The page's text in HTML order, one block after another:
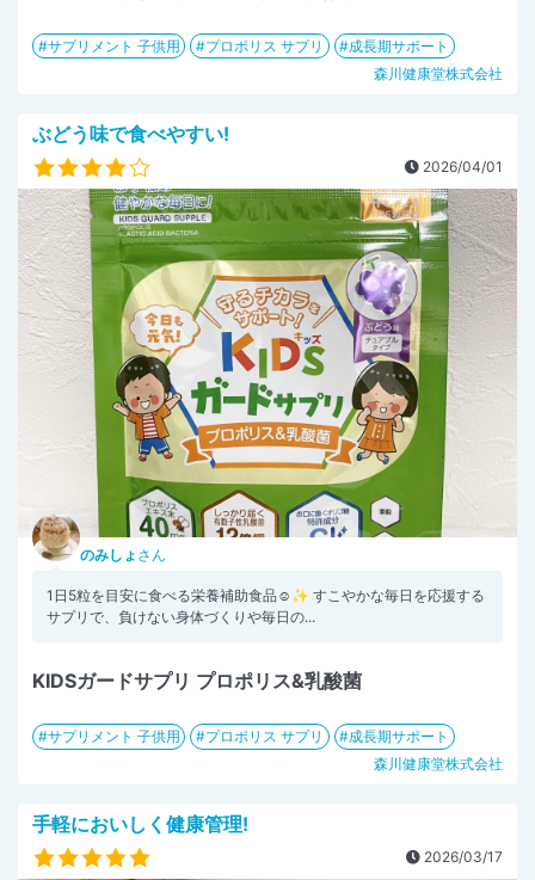
サプリメント 子供用 プロポリス サプリ
成長期サポート
森川健康堂株式会社
ぶどう味で食べやすい!
2026/04/01
のみしょ さん
1日5粒を目安に食べる栄養補助食品☺️✨ すこやかな毎日を応援する
サプリで、負けない身体づくりや毎日の...
KIDSガードサプリ プロポリス&乳酸菌
サプリメント 子供用 プロポリス サプリ
成長期サポート
森川健康堂株式会社
手軽においしく健康管理!
2026/03/17